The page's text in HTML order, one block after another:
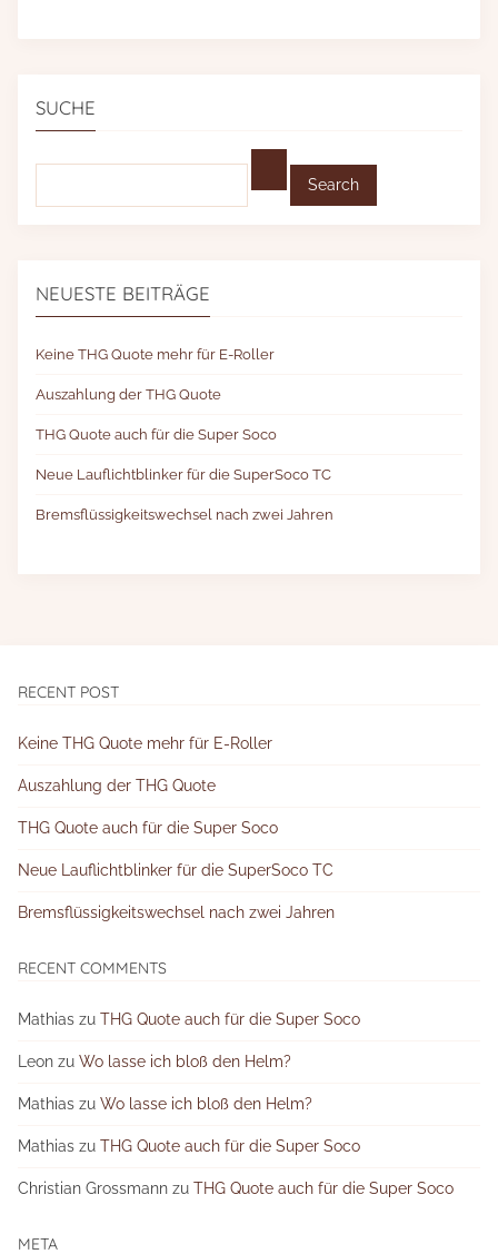
SUCHE
NEUESTE BEITRÄGE
Keine THG Quote mehr für E-Roller
Auszahlung der THG Quote
THG Quote auch für die Super Soco
Neue Lauflichtblinker für die SuperSoco TC
Bremsflüssigkeitswechsel nach zwei Jahren
RECENT POST
Keine THG Quote mehr für E-Roller
Auszahlung der THG Quote
THG Quote auch für die Super Soco
Neue Lauflichtblinker für die SuperSoco TC
Bremsflüssigkeitswechsel nach zwei Jahren
RECENT COMMENTS
Mathias zu THG Quote auch für die Super Soco
Leon zu Wo lasse ich bloß den Helm?
Mathias zu Wo lasse ich bloß den Helm?
Mathias zu THG Quote auch für die Super Soco
Christian Grossmann zu THG Quote auch für die Super Soco
META